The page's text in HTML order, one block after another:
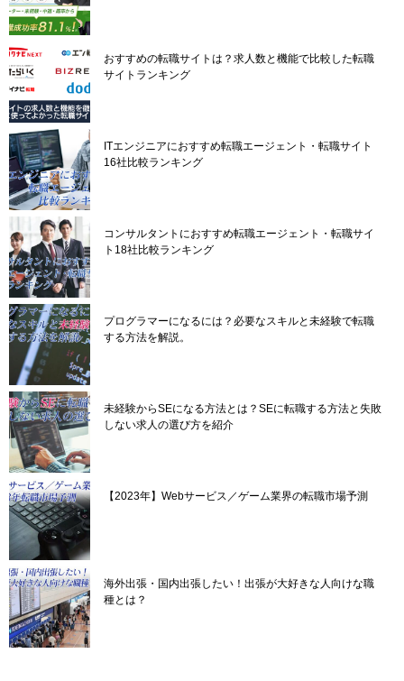
おすすめの転職サイトは？求人数と機能で比較した転職
サイトランキング
ITエンジニアにおすすめ転職エージェント・転職サイト
16社比較ランキング
コンサルタントにおすすめ転職エージェント・転職サイ
ト18社比較ランキング
プログラマーになるには？必要なスキルと未経験で転職
する方法を解説。
未経験からSEになる方法とは？SEに転職する方法と失敗
しない求人の選び方を紹介
【2023年】Webサービス／ゲーム業界の転職市場予測
海外出張・国内出張したい！出張が大好きな人向けな職
種とは？